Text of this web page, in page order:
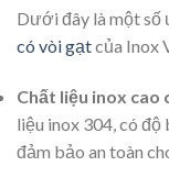
Dưới đây là một số
có vòi gạtcủa Inox
Chất liệu inox cao
liệu inox 304, có độ
đảm bảo an toàn